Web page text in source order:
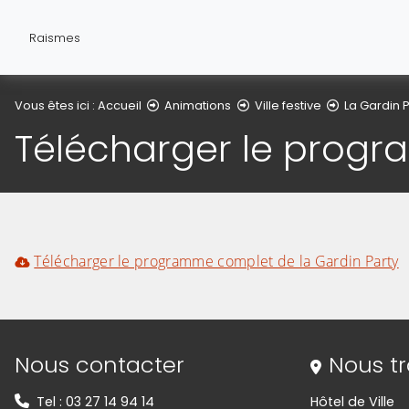
Raismes
Vous êtes ici : Accueil Animations Ville festive La Gardin
Télécharger le
Télécharger le programme complet de la Gardin Party
Informations de contact
Nous contacter
Tel : 03 27 14 94 14
Nous
Hôtel de Ville